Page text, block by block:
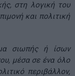
στη λογική του
και πολιτική
σιωπής ή ίσων
μέσα σε ένα όλο
περιβάλλον,